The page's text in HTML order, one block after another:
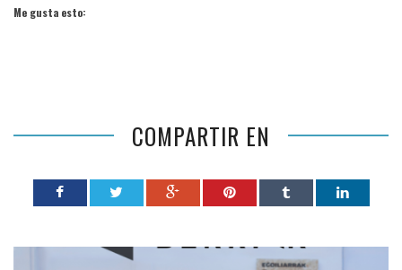
Me gusta esto:
COMPARTIR EN